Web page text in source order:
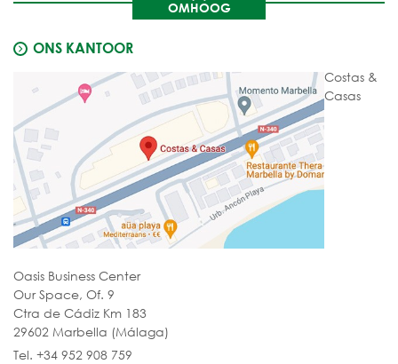
OMHOOG
ONS KANTOOR
Costas &
Casas
Oasis Business Center
Our Space, Of. 9
Ctra de Cádiz Km 183
29602 Marbella (Málaga)
Tel. +34 952 908 759